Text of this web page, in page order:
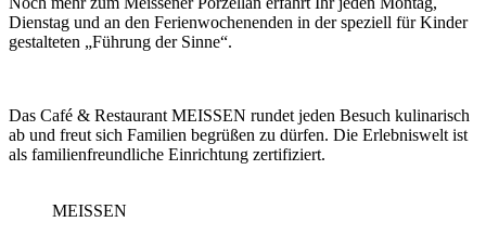
Dienstag und an den Ferienwochenenden in der speziell für Kinder
gestalteten „Führung der Sinne“.
Das Café & Restaurant MEISSEN rundet jeden Besuch kulinarisch
ab und freut sich Familien begrüßen zu dürfen. Die Erlebniswelt ist
als familienfreundliche Einrichtung zertifiziert.
MEISSEN